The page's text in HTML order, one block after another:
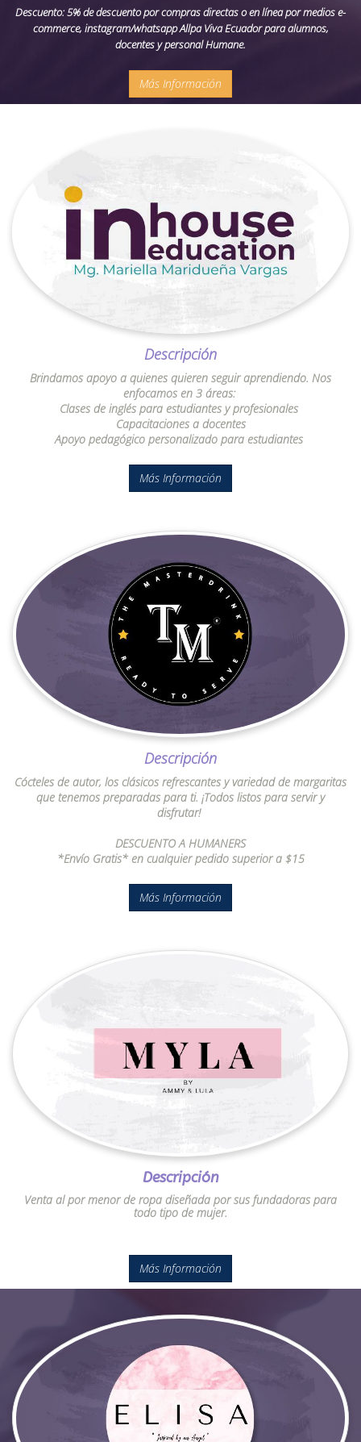
Descuento: 5% de descuento por compras directas o en línea por medios e-
commerce, instagram/whatsapp Allpa Viva Ecuador para alumnos,
docentes y personal Humane.
Más Información
Descripción
Brindamos apoyo a quienes quieren seguir aprendiendo. Nos
enfocamos en 3 áreas:
Clases de inglés para estudiantes y profesionales
Capacitaciones a docentes
Apoyo pedagógico personalizado para estudiantes
Más Información
Descripción
Cócteles de autor, los clásicos refrescantes y variedad de margaritas
que tenemos preparadas para ti. ¡Todos listos para servir y
disfrutar!
DESCUENTO A HUMANERS
*Envío Gratis* en cualquier pedido superior a $15
Más Información
Descripción
Venta al por menor de ropa diseñada por sus fundadoras para
todo tipo de mujer.
Más Información